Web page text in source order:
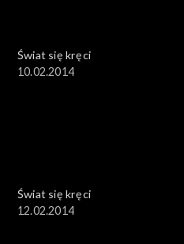
Świat się kręci
10.02.2014
Świat się kręci
12.02.2014